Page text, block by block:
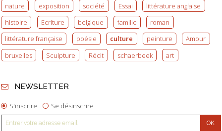
nature exposition société Essai
littérature anglaise
histoire
Ecriture belgique famille
roman
littérature française
poésie culture peinture
Amour
bruxelles
Sculpture Récit schaerbeek art
NEWSLETTER
S'inscrire Se désinscrire